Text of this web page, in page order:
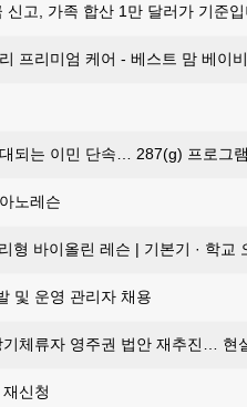
신고, 가족 합산 1만 달러가 기준
프리미엄 케어 - 베스트 맘 베이
되는 이민 단속… 287(g) 프로그
노레슨
형 바이올린 레슨 | 기본기 · 학
및 운영 관리자 채용
기체류자 영주권 법안 재추진… 현
신청